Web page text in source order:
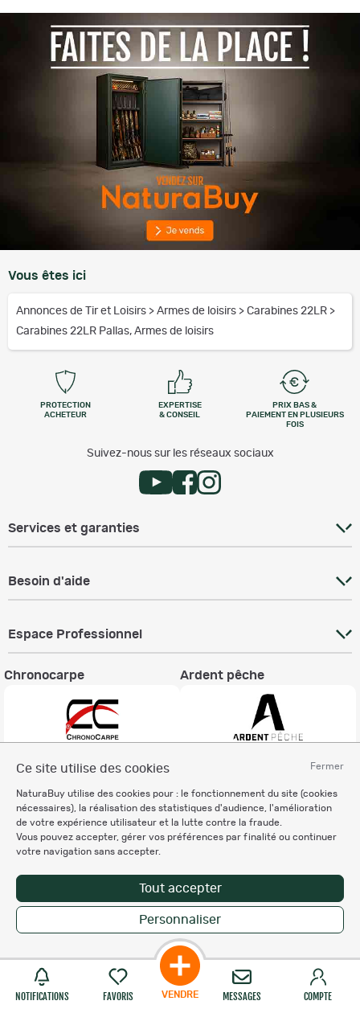
Fermer
Ce site utilise des cookies
NaturaBuy utilise des cookies pour : le fonctionnement du site (cookies
nécessaires), la réalisation des statistiques d'audience, l'amélioration
de votre expérience utilisateur et la lutte contre la fraude.
Vous pouvez accepter, gérer vos préférences par finalité ou continuer
votre navigation sans accepter.
Tout accepter
Personnaliser
NOTIFICATIONS FAVORIS VENDRE MESSAGES COMPTE
Vous êtes ici
Annonces de Tir et Loisirs > Armes de loisirs > Carabines 22LR >
Carabines 22LR Pallas, Armes de loisirs
PROTECTION
ACHETEUR
EXPERTISE
& CONSEIL
PRIX BAS &
PAIEMENT EN PLUSIEURS
FOIS
Suivez-nous sur les réseaux sociaux
Services et garanties
Besoin d'aide
Espace Professionnel
Chronocarpe Ardent pêche
Charte éthique
Mentions légales
Règlement & Conditions d'utilisation
Politique de protection
des données personnelles
Personnalisation des cookies
Copyright © 2007-2026 NaturaBuy. Tous droits réservés. N°CNIL: 1239459.
Les marques commerciales mentionnées appartiennent à leurs propriétaires
respectifs in 0.104 s
Suggestions de recherche
Site NaturaBuy classique